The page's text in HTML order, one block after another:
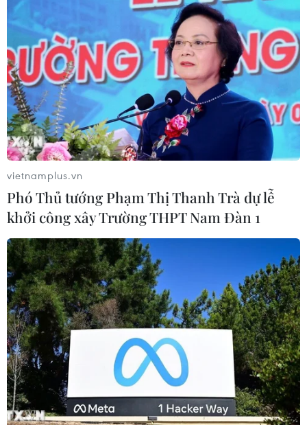
vietnamplus.vn
Phó Thủ tướng Phạm Thị Thanh Trà dự lễ
khởi công xây Trường THPT Nam Đàn 1